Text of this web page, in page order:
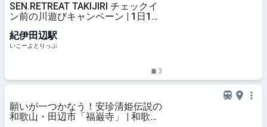
SEN.RETREAT TAKIJIRI チェックイ
ン前の川遊びキャンペーン | 1日1組
野古道の宿「SEN.RETREAT
TAKIJIRI」夏キャンペーン | 和歌山
紀伊田辺駅
いこーよとりっぷ
3
願いが一つかなう！安珍清姫伝説の
和歌山・田辺市「福巌寺」 | 和歌山